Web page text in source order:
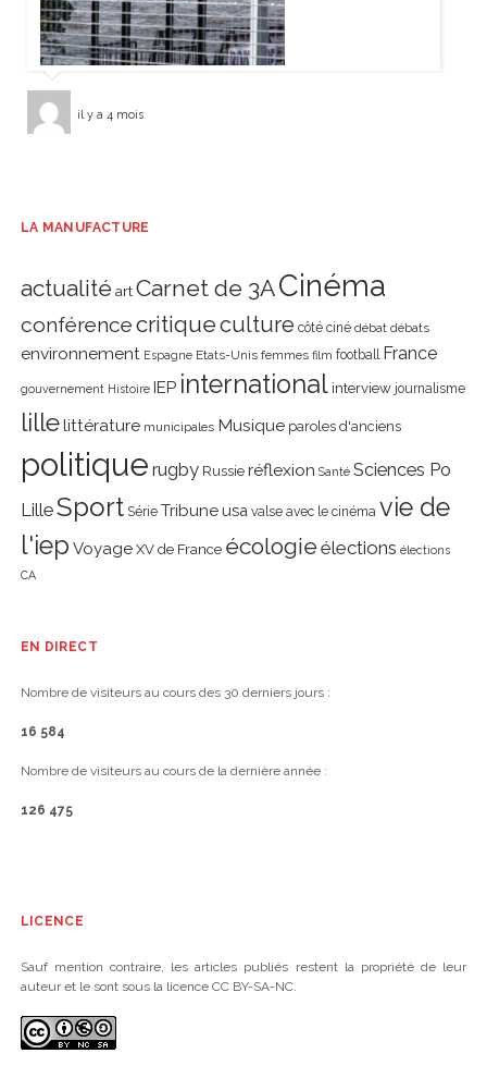
il y a 4 mois
LA MANUFACTURE
actualité art Carnet de 3ACinéma
conférencecritiqueculture côté ciné débat débats
environnement Espagne Etats-Unis femmes film football France
gouvernement Histoire IEP international interview journalisme
lillelittérature municipales Musique paroles d'anciens
politique rugby Russie réflexion Santé Sciences Po
LilleSport Série Tribune usa valse avec le cinéma vie de
l'iep Voyage XV de France écologie élections élections
CA
EN DIRECT
Nombre de visiteurs au cours des 30 derniers jours :
16 584
Nombre de visiteurs au cours de la dernière année :
126 475
LICENCE
Sauf mention contraire, les articles publiés restent la propriété de leur
auteur et le sont sous la licence CC BY-SA-NC.